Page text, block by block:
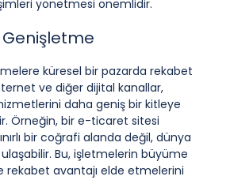
yönetmesi önemlidir.
Genişletme
küresel bir pazarda rekabet
ve diğer dijital kanallar,
daha geniş bir kitleye
Örneğin, bir e-ticaret sitesi
bir coğrafi alanda değil, dünya
Bu, işletmelerin büyüme
rekabet avantajı elde etmelerini